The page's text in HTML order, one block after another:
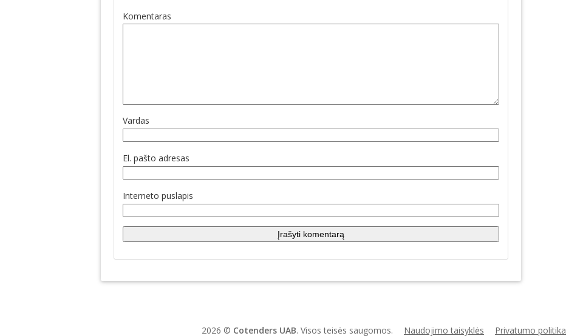
Komentaras
Vardas
El. pašto adresas
Interneto puslapis
2026 © Cotenders UAB. Visos teisės saugomos. Naudojimo taisyklės Privatumo politika